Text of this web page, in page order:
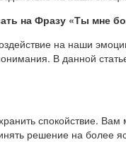
на Фразу «Ты мне
на наши
В данной
спокойствие.
решение на более